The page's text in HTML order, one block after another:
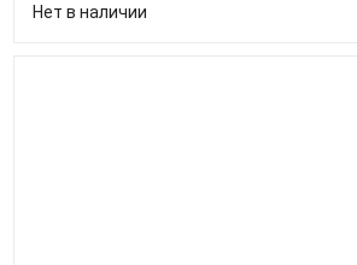
Нет в наличии